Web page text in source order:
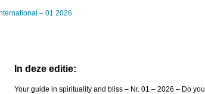
– 01 2026
In deze editie:
Your guide in spirituality and bliss – Nr. 01 – 2026 – Do